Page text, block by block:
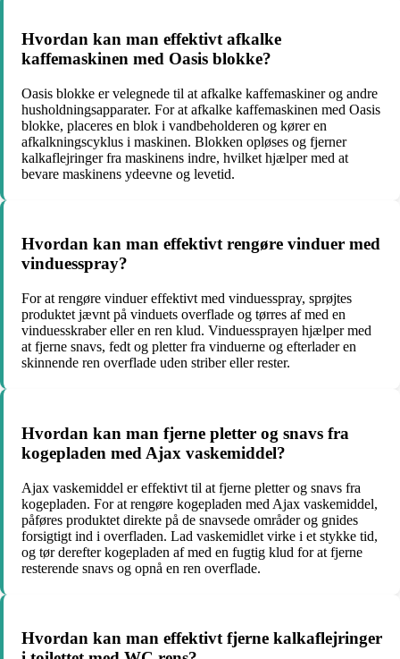
Hvordan kan man effektivt afkalke
kaffemaskinen med Oasis blokke?
Oasis blokke er velegnede til at afkalke kaffemaskiner og andre
husholdningsapparater. For at afkalke kaffemaskinen med Oasis
blokke, placeres en blok i vandbeholderen og kører en
afkalkningscyklus i maskinen. Blokken opløses og fjerner
kalkaflejringer fra maskinens indre, hvilket hjælper med at
bevare maskinens ydeevne og levetid.
Hvordan kan man effektivt rengøre vinduer med
vinduesspray?
For at rengøre vinduer effektivt med vinduesspray, sprøjtes
produktet jævnt på vinduets overflade og tørres af med en
vinduesskraber eller en ren klud. Vinduessprayen hjælper med
at fjerne snavs, fedt og pletter fra vinduerne og efterlader en
skinnende ren overflade uden striber eller rester.
Hvordan kan man fjerne pletter og snavs fra
kogepladen med Ajax vaskemiddel?
Ajax vaskemiddel er effektivt til at fjerne pletter og snavs fra
kogepladen. For at rengøre kogepladen med Ajax vaskemiddel,
påføres produktet direkte på de snavsede områder og gnides
forsigtigt ind i overfladen. Lad vaskemidlet virke i et stykke tid,
og tør derefter kogepladen af med en fugtig klud for at fjerne
resterende snavs og opnå en ren overflade.
Hvordan kan man effektivt fjerne kalkaflejringer